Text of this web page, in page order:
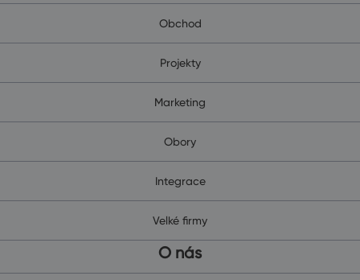
Obchod
Projekty
Marketing
Obory
Integrace
Velké firmy
O nás